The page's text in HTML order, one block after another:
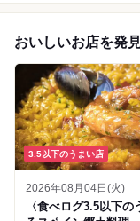
おいしいお店を発
3.5以下のうまい店
2026年08月04日(火)
〈食べログ3.5以下